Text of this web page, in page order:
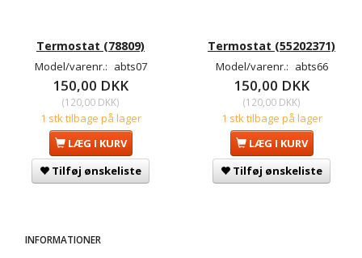
Termostat (78809)
Model/varenr.: abts07
150,00 DKK
(120,00 DKK)
1 stk tilbage på lager
LÆG I KURV
Tilføj ønskeliste
Termostat (55202371)
Model/varenr.: abts66
150,00 DKK
(120,00 DKK)
1 stk tilbage på lager
LÆG I KURV
Tilføj ønskeliste
INFORMATIONER